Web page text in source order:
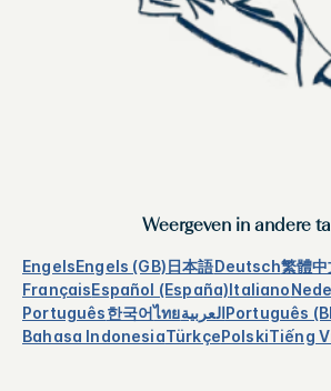
Weergeven in andere
EngelsEngels (GB)日本語Deutsch繁體中
FrançaisEspañol (España)Italiano
Português한국어ไทยالعربيةPortuguês
Bahasa IndonesiaTürkçePolskiTiếng